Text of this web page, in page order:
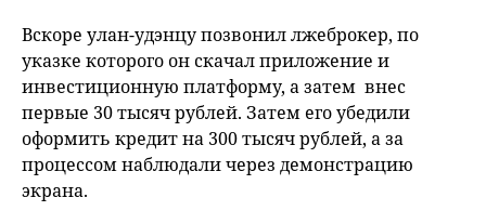
Вскоре улан-удэнцу позвонил лжеброкер, по
указке которого он скачал приложение и
инвестиционную платформу, а затем внес
первые 30 тысяч рублей. Затем его убедили
оформить кредит на 300 тысяч рублей, а за
процессом наблюдали через демонстрацию
экрана.